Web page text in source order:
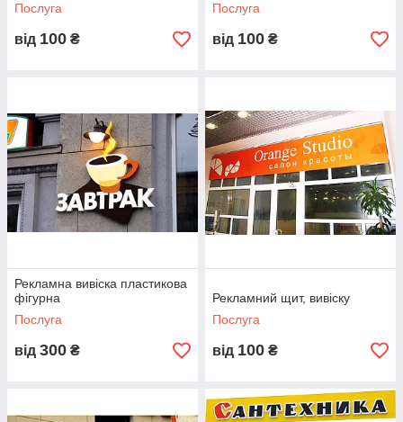
Послуга
від 100 ₴
Послуга
від 100 ₴
Рекламна вивіска пластикова
фігурна
Послуга
від 300 ₴
Рекламний щит, вивіску
Послуга
від 100 ₴